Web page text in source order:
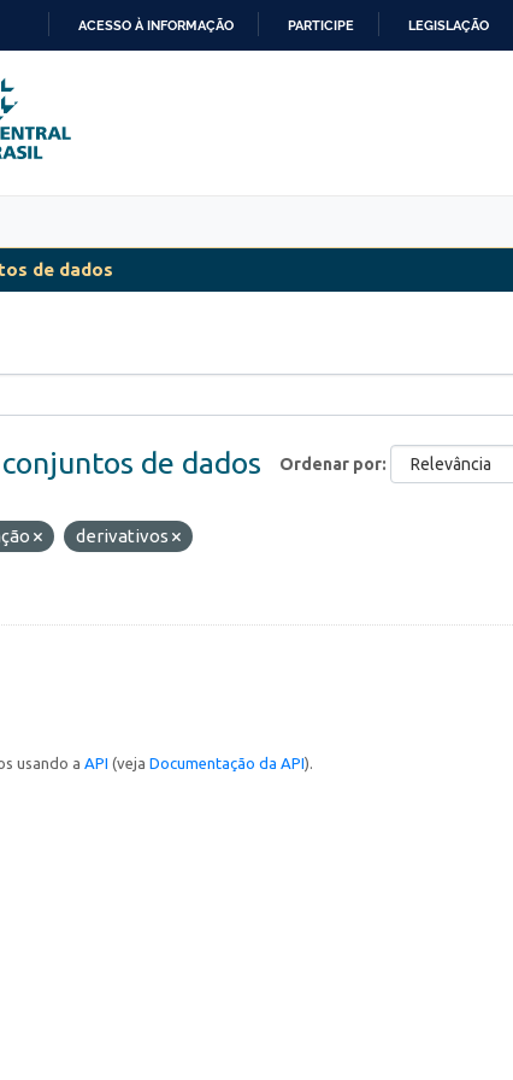
ACESSO À INFORMAÇÃO PARTICIPE LEGISLAÇÃO
de dados
Ordenar por
de dados
derivativos
usando a API (veja Documentação da API).